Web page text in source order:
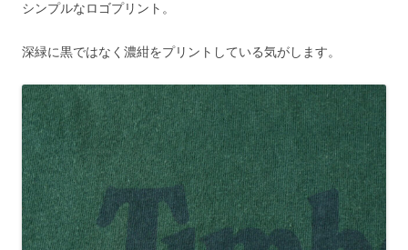
シンプルなロゴプリント。
深緑に黒ではなく濃紺をプリントしている気がします。